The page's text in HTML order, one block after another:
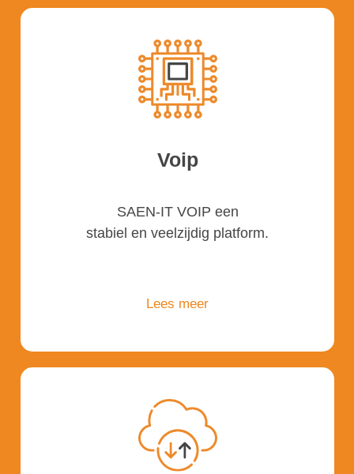
Voip
SAEN-IT VOIP een
stabiel en veelzijdig platform.
Lees meer